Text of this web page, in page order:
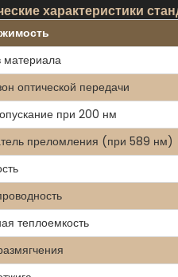
характеристики
материала
оптической передачи
при 200 нм
преломления (при 589 нм)
теплоемкость